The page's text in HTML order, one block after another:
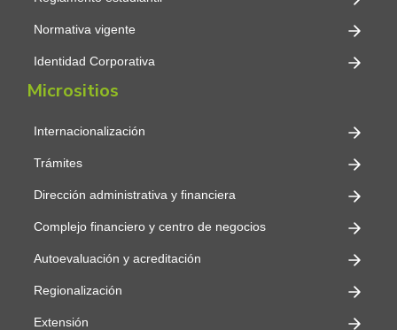
Normativa vigente
Identidad Corporativa
Micrositios
Internacionalización
Trámites
Dirección administrativa y financiera
Complejo financiero y centro de negocios
Autoevaluación y acreditación
Regionalización
Extensión